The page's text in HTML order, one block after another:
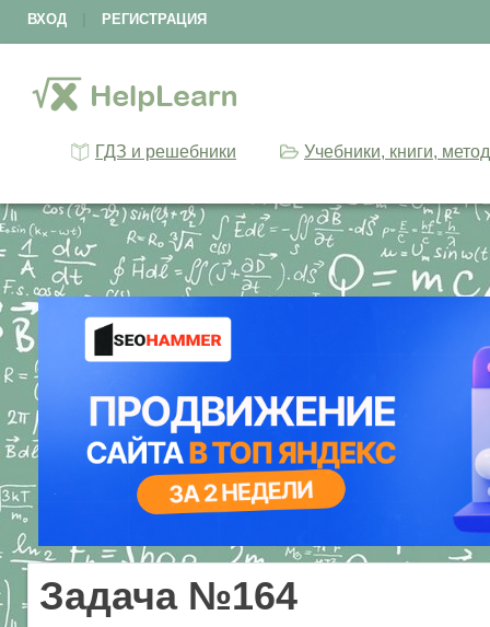
ВХОД РЕГИСТРАЦИЯ
ГДЗ и решебники Учебники, книги,
Задача №164